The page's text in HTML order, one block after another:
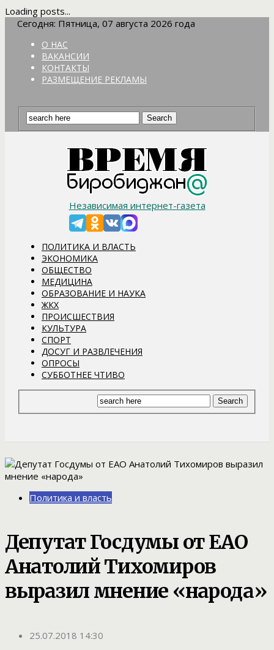
Loading posts...
Сегодня: Пятница, 07 августа 2026 года
О НАС
ВАКАНСИИ
КОНТАКТЫ
РАЗМЕЩЕНИЕ РЕКЛАМЫ
Независимая интернет-газета
ПОЛИТИКА И ВЛАСТЬ
ЭКОНОМИКА
ОБЩЕСТВО
МЕДИЦИНА
ОБРАЗОВАНИЕ И НАУКА
ЖКХ
ПРОИСШЕСТВИЯ
КУЛЬТУРА
СПОРТ
ДОСУГ И РАЗВЛЕЧЕНИЯ
ОПРОСЫ
СУББОТНЕЕ ЧТИВО
Политика и власть
Депутат Госдумы от ЕАО
Анатолий Тихомиров
выразил мнение «народа»
25.07.2018 14:30